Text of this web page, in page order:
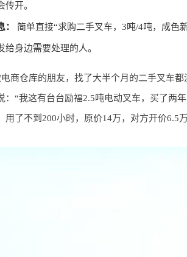
开。
简单直接“求购二手叉车，3吨/4吨，成色
身边需要处理的人。
商仓库的朋友，找了大半个月的二手叉车
：“我这有台台励福2.5吨电动叉车，买了两
用了不到200小时，原价14万，对方开价6.5